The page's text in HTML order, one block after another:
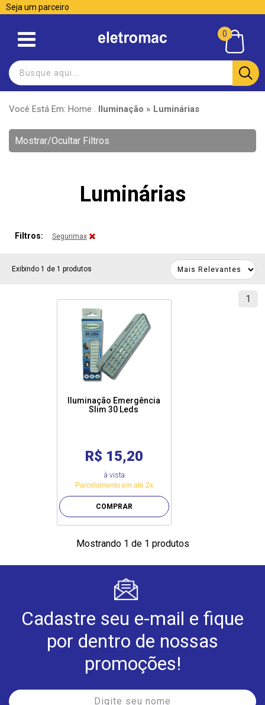
Seja um parceiro
0
Você Está Em: Home . Iluminação » Luminárias
Mostrar/Ocultar Filtros
Luminárias
Filtros: Segurimax
Exibindo 1 de 1 produtos
Iluminação Emergência
Slim 30 Leds
R$ 15,20
à vista
Parcelamento em até 2x
COMPRAR
1
Mostrando 1 de 1 produtos
Cadastre seu e-mail e fique
por dentro de nossas
promoções!